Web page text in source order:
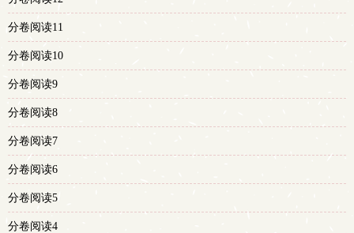
分卷阅读11
分卷阅读10
分卷阅读9
分卷阅读8
分卷阅读7
分卷阅读6
分卷阅读5
分卷阅读4